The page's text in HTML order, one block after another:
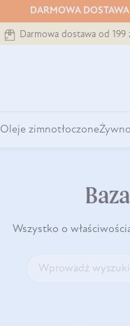
DARMOWA
Darmowa dostawa od 199
Oleje zimnotłoczone
Wszystko o